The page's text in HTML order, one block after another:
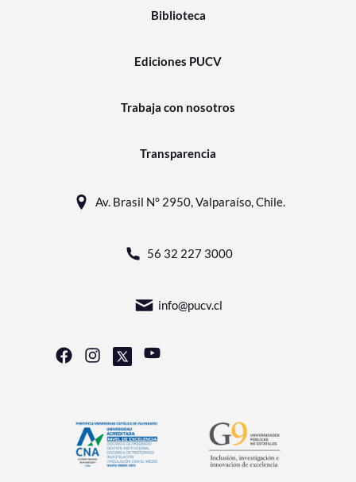
Biblioteca
Ediciones PUCV
Trabaja con nosotros
Transparencia
Av. Brasil N° 2950, Valparaíso, Chile.
56 32 227 3000
info@pucv.cl